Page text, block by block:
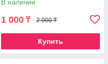
В наличии
1 000 ₸ 2 000 ₸
Купить